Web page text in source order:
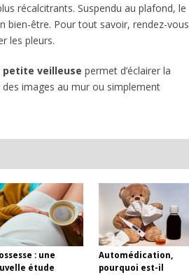
récalcitrants. Suspendu au plafond, le
bien-être. Pour tout savoir, rendez-vous
les pleurs.
petite veilleuse permet d’éclairer la
images au mur ou simplement
: une
étude
Automédication,
pourquoi est-il